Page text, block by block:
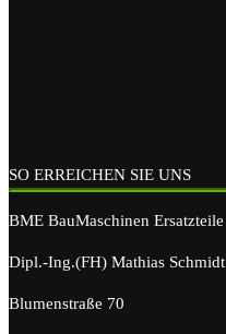
SO ERREICHEN SIE UNS
BME BauMaschinen Ersatzteile
Dipl.-Ing.(FH) Mathias Schmidt
Blumenstraße 70